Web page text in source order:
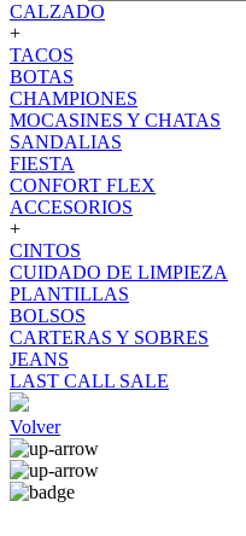
CALZADO
+
TACOS
BOTAS
CHAMPIONES
MOCASINES Y CHATAS
SANDALIAS
FIESTA
CONFORT FLEX
ACCESORIOS
+
CINTOS
CUIDADO DE LIMPIEZA
PLANTILLAS
BOLSOS
CARTERAS Y SOBRES
JEANS
LAST CALL SALE
Volver